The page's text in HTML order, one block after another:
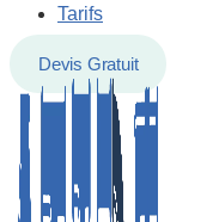
Tarifs
Devis Gratuit